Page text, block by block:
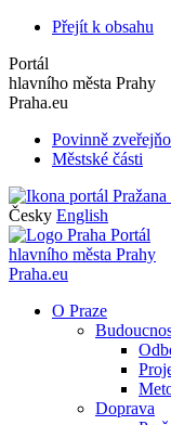
Přejít k obsahu
Portál
hlavního města Prahy
Praha.eu
Povinně
Městské části
Česky English
Portál
hlavního města Prahy
Praha.eu
O Praze
Doprava